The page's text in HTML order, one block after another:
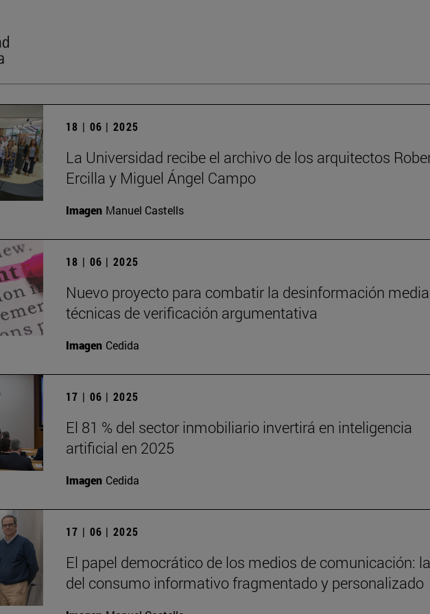
18 | 06 | 2025
La Universidad recibe el archivo de los arquitectos
Ercilla y Miguel Ángel Campo
Imagen Manuel Castells
18 | 06 | 2025
Nuevo proyecto para combatir la desinformación
técnicas de verificación argumentativa
Imagen Cedida
17 | 06 | 2025
El 81 % del sector inmobiliario invertirá en inteligencia
artificial en 2025
Imagen Cedida
17 | 06 | 2025
El papel democrático de los medios de comunicación:
del consumo informativo fragmentado y personalizado